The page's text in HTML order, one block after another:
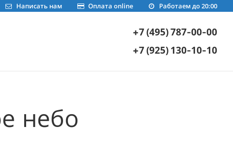
Работаем до 20:00
Оплата online
Написать нам
+7 (495) 787-00-00
+7 (925) 130-10-10
небо